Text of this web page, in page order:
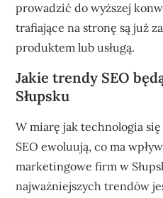
prowadzić do wyższej
trafiające na stronę są już
produktem lub usługą.
Jakie trendy SEO
Słupsku
W miarę jak technologia
SEO ewoluują, co ma
marketingowe firm w
najważniejszych trendów